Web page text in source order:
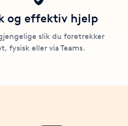
og effektiv hjelp
slik du foretrekker
fysisk eller via Teams.